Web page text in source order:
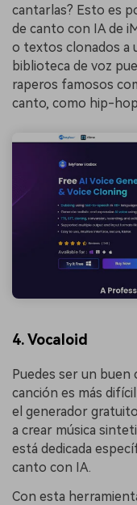
cantarlas? Esto es
de canto con IA de
o textos clonados a
biblioteca de voz
raperos famosos
canto, como hip-hop
4. Vocaloid
Puedes ser un
canción es más
el generador
a crear música
está dedicada
canto con IA.
Con esta